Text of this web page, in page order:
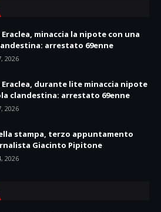
minaccia la nipote con una
arrestato 69enne
2026
durante lite minaccia nipote
clandestina: arrestato 69enne
2026
stampa, terzo appuntamento
Giacinto Pipitone
2026